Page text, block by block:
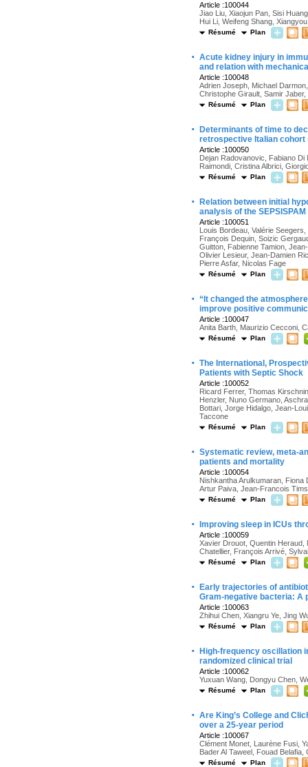
Article :100044
Jiao Liu, Xiaojun Pan, Sisi
Hui Li, Weifeng Shang,
Résumé Plan
· Acute kidney injury in
and relation with
Article :100048
Adrien Joseph, Michael
Christophe Girault, Samir
Résumé Plan
·
Determinants of time to
retrospective Italian cohort
Article :100050
Dejan Radovanovic, Fabiano
Raimondi, Cristina Albrici,
Résumé Plan
·
Relation between initial
analysis of the
Article :100051
Louis Bordeau, Valérie
François Dequin, Soizic
Guitton, Fabienne Tamion,
Olivier Lesieur, Jean-Damien
Pierre Asfar, Nicolas Fage
Résumé Plan
· “It changed the
improve positive
Article :100047
Anita Barth, Maurizio Cecconi,
Résumé Plan
· The International,
Patients with Septic Shock
Article :100052
Ricard Ferrer, Thomas
Henzler, Nuno Germano,
Bottari, Jorge Hidalgo, Jean-
Taccone
Résumé Plan
· Systematic review, meta-
patients and mortality
Article :100054
Nishkantha Arulkumaran, Fiona
Artur Paiva, Jean-Francois
Résumé Plan
· Improving sleep in ICUs
Article :100059
Xavier Drouot, Quentin Heraud,
Chatellier, François Arrivé,
Résumé Plan
·
Early trajectories of
Gram-negative bacteria: A
Article :100063
Zhihui Chen, Xiangru Ye, Jing
Résumé Plan
·
High-frequency oscillation
randomized clinical trial
Article :100062
Yuxuan Wang, Dongyu Chen,
Résumé Plan
· Are King’s College and
over a 25-year period
Article :100067
Clément Monet, Laurène Fusi,
Bader Al Taweel, Fouad
Résumé Plan